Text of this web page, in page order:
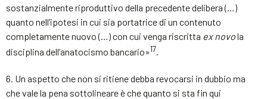
sostanzialmente riproduttivo della precedente delibera (…)
quanto nell’ipotesi in cui sia portatrice di un contenuto
completamente nuovo (…) con cui venga riscritta ex novola
disciplina dell’anatocismo bancario»17.
6. Un aspetto che non si ritiene debba revocarsi in dubbio ma
che vale la pena sottolineare è che quanto si sta fin qui